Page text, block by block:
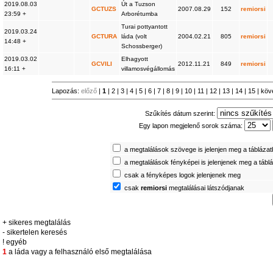
2019.08.03
23:59 +
GCTUZS
Út a Tuzson
Arborétumba
2007.08.29 152 remiorsi
2019.03.24
14:48 +
GCTURA
Turai pottyantott
láda (volt
Schossberger)
2004.02.21 805 remiorsi
2019.03.02
16:11 +
GCVILI
Elhagyott
villamosvégállomás
2012.11.21 849 remiorsi
Lapozás:előző |1 | 2 | 3 | 4 | 5 | 6 | 7 | 8 | 9 | 10 | 11 | 12 | 13 | 14 | 15 |
Szűkítés dátum szerint:
Egy lapon megjelenő sorok száma:
a megtalálások szövege is jelenjen meg a
a megtalálások fényképei is jelenjenek meg a
csak a fényképes logok jelenjenek meg
csakremiorsi megtalálásai látszódjanak
+ sikeres megtalálás
- sikertelen keresés
! egyéb
1 a láda vagy a felhasználó első megtalálása